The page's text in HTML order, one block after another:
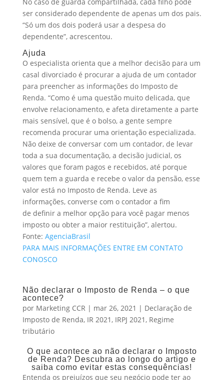
ser considerado dependente de apenas um dos pais.
“Só um dos dois poderá usar a despesa do
dependente”, acrescentou.
Ajuda
O especialista orienta que a melhor decisão para um
casal divorciado é procurar a ajuda de um contador
para preencher as informações do Imposto de
Renda. “Como é uma questão muito delicada, que
envolve relacionamento, e afeta diretamente a parte
mais sensível, que é o bolso, a gente sempre
recomenda procurar uma orientação especializada.
Não deixe de conversar com um contador, de levar
toda a sua documentação, a decisão judicial, os
valores que foram pagos e recebidos, até porque
quem tem a guarda e recebe o valor da pensão, esse
valor está no Imposto de Renda. Leve as
informações, converse com o contador a fim
de definir a melhor opção para você pagar menos
imposto ou obter a maior restituição”, alertou.
Fonte: AgenciaBrasil
PARA MAIS INFORMAÇÕES ENTRE EM CONTATO
CONOSCO
Não declarar o Imposto de Renda – o que
acontece?
por Marketing CCR | mar 26, 2021 | Declaração de
Imposto de Renda, IR 2021, IRPJ 2021, Regime
tributário
O que acontece ao não declarar o Imposto
de Renda? Descubra ao longo do artigo e
saiba como evitar estas consequências!
Entenda os prejuízos que seu negócio pode ter ao